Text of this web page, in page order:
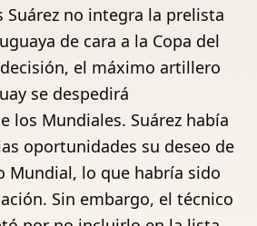
Suárez no integra la prelista
de cara a la Copa del
el máximo artillero
se despedirá
los Mundiales. Suárez había
oportunidades su deseo de
Mundial, lo que habría sido
Sin embargo, el técnico